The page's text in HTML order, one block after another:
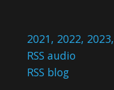
2021, 2022, 2023,
RSS audio
RSS blog